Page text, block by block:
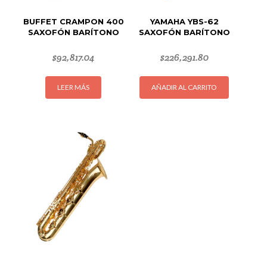
BUFFET CRAMPON 400
SAXOFÓN BARÍTONO
$92,817.04
LEER MÁS
YAMAHA YBS-62
SAXOFÓN BARÍTONO
$226,291.80
AÑADIR AL CARRITO